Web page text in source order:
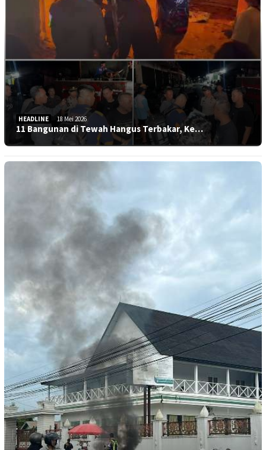
HEADLINE 18 Mei 2026
11 Bangunan di Tewah Hangus Terbakar, Ke…